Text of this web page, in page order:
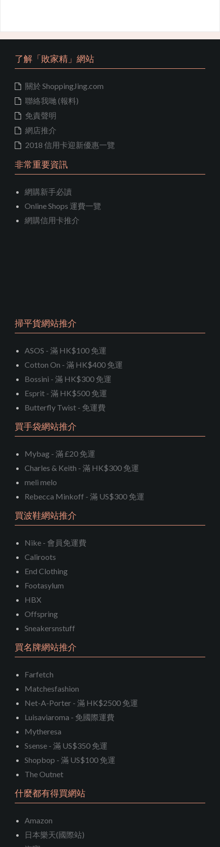
了解「敗家精」網站
關於 ShoppingJing.com
聯絡我哋 (報料)
免責聲明
網店推介
2018 信用卡迎新優惠一覽
非常重要資訊
網購新手必讀
Online Shops 運費一覽
網購信用卡推介
掃平貨網站推介
ASOS - 滿 HK$100 免運
Cotton On - 滿 HK$400 免運
Bossini - 滿 HK$300 免運
Esprit - 滿 HK$500 免運
Butterfly Twist - 免運費
買手袋網站推介
Mybag - 滿 £20 免運
Charles & Keith - 滿 HK$300 免運
meli melo
Rebecca Minkoff - 滿 US$300 免運
買波鞋網站推介
Nike - 會員免運費
Caliroots
End Clothing
Footasylum
HBX
Offspring
Sneakersnstuff
買名牌網站推介
Farfetch
Matchesfashion
Net-A-Porter - 滿 HK$2500 免運
Luisaviaroma - 免國際運費
Mytheresa
Ssense - 滿 US$350 免運
Shopbop - 滿 US$100 免運
The Outnet
什麼都有得買網站
Amazon
日本樂天(國際站)